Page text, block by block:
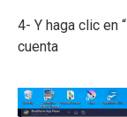
4- Y haga clic en
cuenta